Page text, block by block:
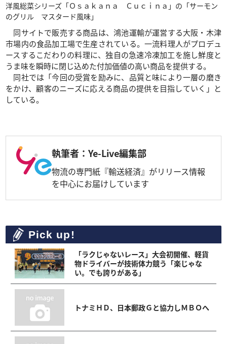
洋風総菜シリーズ「Ｏｓａｋａｎａ Ｃｕｃｉｎａ」の「サーモン
のグリル マスタード風味」
同サイトで販売する商品は、鴻池運輸が運営する大阪・木津
市場内の食品加工場で生産されている。一流料理人がプロデュ
ースするこだわりの料理に、独自の急速冷凍加工を施し鮮度と
うま味を瞬時に閉じ込めた付加価値の高い商品を提供する。
同社では「今回の受賞を励みに、品質と味により一層の磨き
をかけ、顧客のニーズに応える商品の提供を目指していく」と
している。
執筆者：Ye-Live編集部
物流の専門紙『輸送経済』がリリース情報
を中心にお届けしています
Pick up!
「ラクじゃないレース」大会初開催、軽貨
物ドライバーが技術体力競う「楽じゃな
い。でも誇りがある」
トナミＨＤ、日本郵政Ｇと協力しＭＢＯへ